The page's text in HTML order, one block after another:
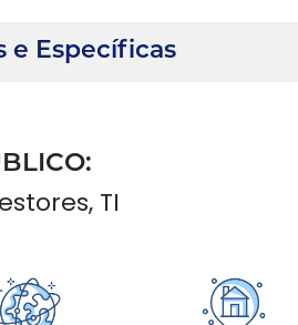
e Específicas
TI